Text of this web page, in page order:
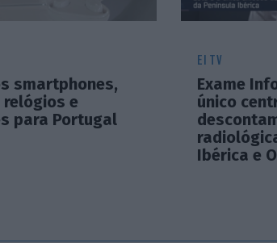
smartphones,
e
para Portugal
EI TV
Exame
único
Ibérica e